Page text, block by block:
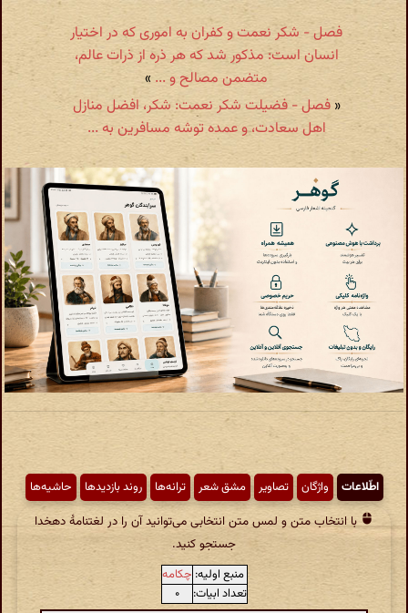
فصل - شکر نعمت و کفران به اموری که در اختیار
انسان است: مذکور شد که هر ذره از ذرات عالم،
متضمن مصالح و ... »
«فصل - فضیلت شکر نعمت: شکر، افضل منازل
اهل سعادت، و عمده توشه مسافرین به ...
اطّلاعات واژگان تصاویر مشق شعر ترانه‌ها روند بازدیدها حاشیه‌ها
با انتخاب متن و لمس متن انتخابی می‌توانید آن را در لغتنامهٔ دهخدا
جستجو کنید.
منبع اولیه: چکامه
تعداد ابیات:
۰